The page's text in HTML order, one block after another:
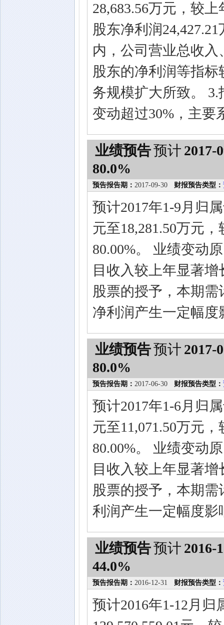
28,683.56万元，较
股东净利润
内，公司营业总收
股东的净利润等指
务规模扩大所致。
变动超过30%，主要
业绩预告预计 2017-
80.0%
预告报告期： 2017-09-30 财报预告类型：
预计2017年1-9月归
元至18,281.50万元
80.00%。 业绩变动
目收入较上年显著
股票的授予，本期
净利润产生一定幅度
业绩预告预计 2017-
80.0%
预告报告期： 2017-06-30 财报预告类型：
预计2017年1-6月归
元至11,071.50万元
80.00%。 业绩变动
目收入较上年显著
股票的授予，本期
利润产生一定幅度影
业绩预告预计 2016-
44.0%
预告报告期： 2016-12-31 财报预告类型：
预计2016年1-12月